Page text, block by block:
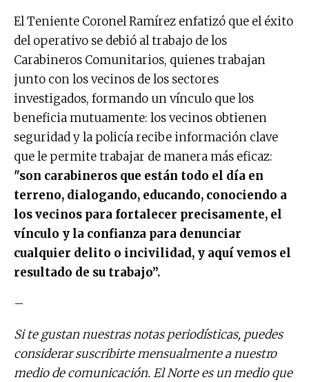
El Teniente Coronel Ramírez enfatizó que el éxito
del operativo se debió al trabajo de los
Carabineros Comunitarios, quienes trabajan
junto con los vecinos de los sectores
investigados, formando un vínculo que los
beneficia mutuamente: los vecinos obtienen
seguridad y la policía recibe información clave
que le permite trabajar de manera más eficaz:
"son carabineros que están todo el día en
terreno, dialogando, educando, conociendo a
los vecinos para fortalecer precisamente, el
vínculo y la confianza para denunciar
cualquier delito o incivilidad, y aquí vemos el
resultado de su trabajo”.
–
Si te gustan nuestras notas periodísticas, puedes
considerar suscribirte mensualmente a nuestro
medio de comunicación. El Norte es un medio que